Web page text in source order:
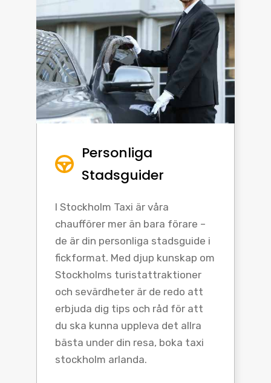
Personliga
Stadsguider
I Stockholm Taxi är våra
chaufförer mer än bara förare –
de är din personliga stadsguide i
fickformat. Med djup kunskap om
Stockholms turistattraktioner
och sevärdheter är de redo att
erbjuda dig tips och råd för att
du ska kunna uppleva det allra
bästa under din resa, boka taxi
stockholm arlanda.